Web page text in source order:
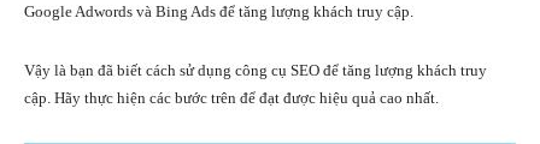
Google Adwords và Bing Ads để tăng lượng khách truy cập.
Vậy là bạn đã biết cách sử dụng công cụ SEO để tăng lượng khách truy
cập. Hãy thực hiện các bước trên để đạt được hiệu quả cao nhất.